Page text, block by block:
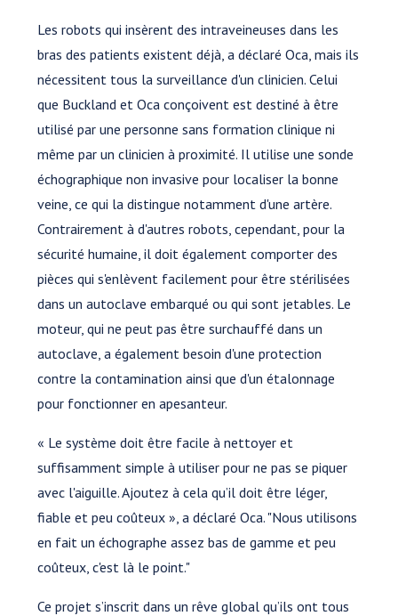
Les robots qui insèrent des intraveineuses dans les
bras des patients existent déjà, a déclaré Oca, mais ils
nécessitent tous la surveillance d'un clinicien. Celui
que Buckland et Oca conçoivent est destiné à être
utilisé par une personne sans formation clinique ni
même par un clinicien à proximité. Il utilise une sonde
échographique non invasive pour localiser la bonne
veine, ce qui la distingue notamment d'une artère.
Contrairement à d'autres robots, cependant, pour la
sécurité humaine, il doit également comporter des
pièces qui s'enlèvent facilement pour être stérilisées
dans un autoclave embarqué ou qui sont jetables. Le
moteur, qui ne peut pas être surchauffé dans un
autoclave, a également besoin d'une protection
contre la contamination ainsi que d'un étalonnage
pour fonctionner en apesanteur.
« Le système doit être facile à nettoyer et
suffisamment simple à utiliser pour ne pas se piquer
avec l'aiguille. Ajoutez à cela qu’il doit être léger,
fiable et peu coûteux », a déclaré Oca. "Nous utilisons
en fait un échographe assez bas de gamme et peu
coûteux, c'est là le point."
Ce projet s’inscrit dans un rêve global qu’ils ont tous